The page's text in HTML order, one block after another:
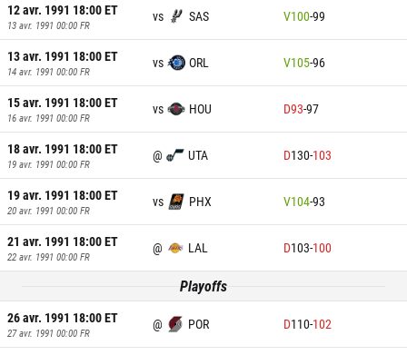
12 avr. 1991 18:00ET
13 avr. 1991 00:00 FR
vs SAS V100-99
13 avr. 1991 18:00ET
14 avr. 1991 00:00 FR
vs ORL V105-96
15 avr. 1991 18:00ET
16 avr. 1991 00:00 FR
vs HOU D93-97
18 avr. 1991 18:00ET
19 avr. 1991 00:00 FR
@ UTA D130-103
19 avr. 1991 18:00ET
20 avr. 1991 00:00 FR
vs PHX V104-93
21 avr. 1991 18:00ET
22 avr. 1991 00:00 FR
@ LAL D103-100
Playoffs
26 avr. 1991 18:00ET
27 avr. 1991 00:00 FR
@ POR D110-102